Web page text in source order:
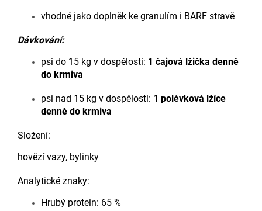
vhodné jako doplněk ke granulím i BARF stravě
Dávkování:
psi do 15 kg v dospělosti: 1 čajová lžička denně
do krmiva
psi nad 15 kg v dospělosti: 1 polévková lžíce
denně do krmiva
Složení:
hovězí vazy, bylinky
Analytické znaky:
Hrubý protein: 65 %